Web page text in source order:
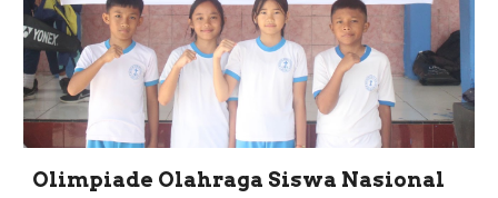
Olimpiade Olahraga Siswa Nasional